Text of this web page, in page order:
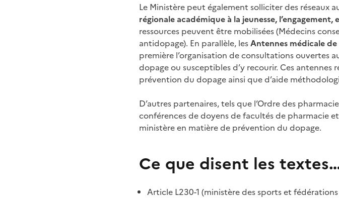
Le Ministère peut également solliciter des réseaux
régionale académique à la jeunesse, l’engagement,
ressources peuvent être mobilisées (Médecins
antidopage). En parallèle, lesAntennes médicale
première l’organisation de consultations ouvertes
dopage ou susceptibles d’y recourir. Ces
prévention du dopage ainsi que d’aide
D’autres partenaires, tels que l’Ordre des
conférences de doyens de facultés de pharmacie
ministère en matière de prévention du dopage.
Ce que disent les
Article L230-1 (ministère des sports et fédérations